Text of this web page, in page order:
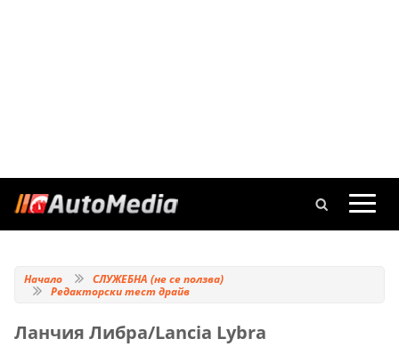
Начало
СЛУЖЕБНА (не се ползва)
Редакторски тест драйв
Ланчия Либра/Lancia Lybra